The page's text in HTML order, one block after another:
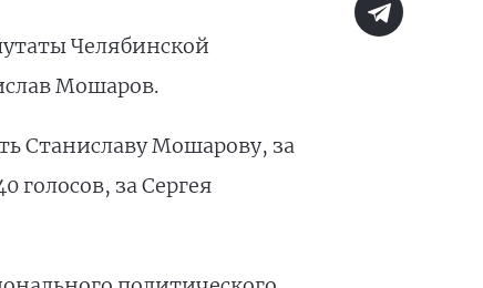
Челябинской
Мошаров.
Станиславу Мошарову, за
голосов, за Сергея